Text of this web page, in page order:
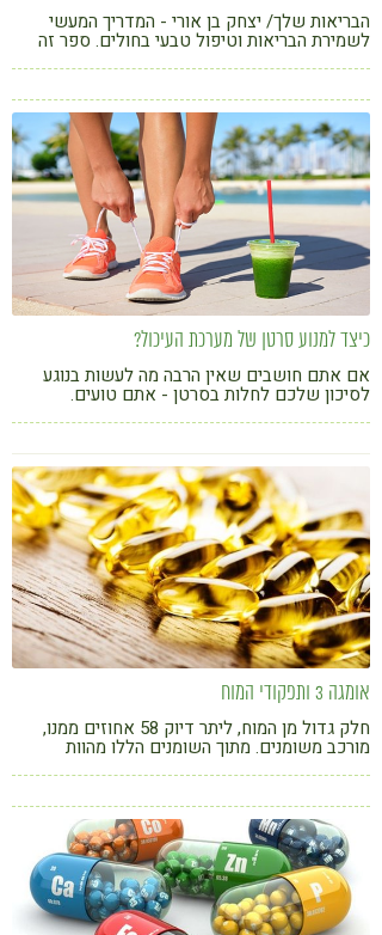
הבריאות שלך/ יצחק בן אורי - המדריך המעשי
לשמירת הבריאות וטיפול טבעי בחולים. ספר זה
ולשקם את בריאותו בשיטות טבעיות.
כיצד למנוע סרטן של מערכת העיכול?
אם אתם חושבים שאין הרבה מה לעשות בנוגע
לסיכון שלכם לחלות בסרטן - אתם טועים.
אומגה 3 ותפקודי המוח
חלק גדול מן המוח, ליתר דיוק 58 אחוזים ממנו,
מורכב משומנים. מתוך השומנים הללו מהוות